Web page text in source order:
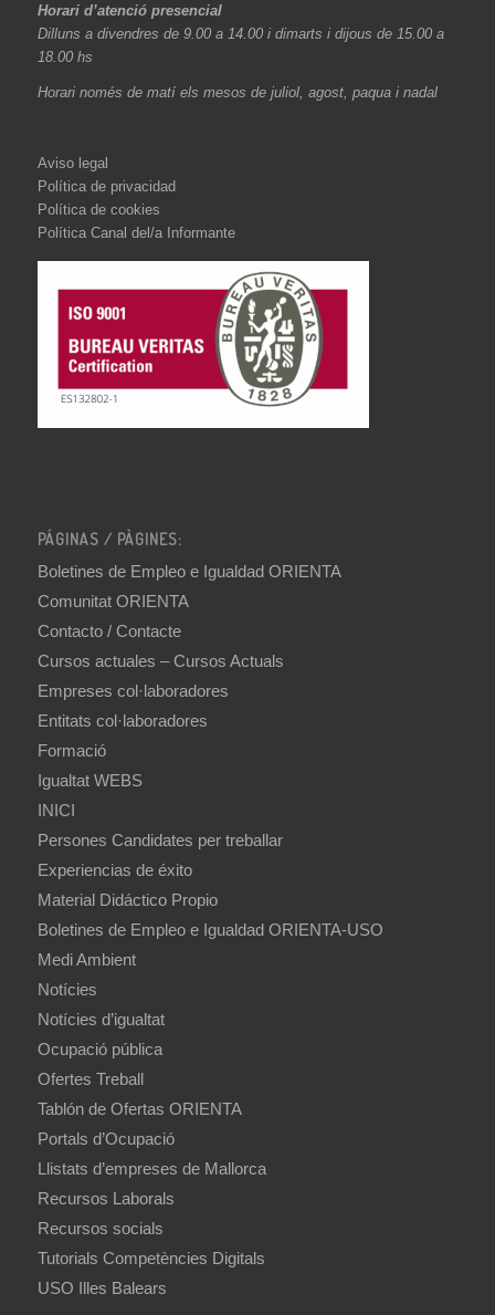
Horari d’atenció presencial
Dilluns a divendres de 9.00 a 14.00 i dimarts i dijous de 15.00 a
18.00 hs
Horari només de matí els mesos de juliol, agost, paqua i nadal
Aviso legal
Política de privacidad
Política de cookies
Política Canal del/a Informante
PÁGINAS / PÀGINES:
Boletines de Empleo e Igualdad ORIENTA
Comunitat ORIENTA
Contacto / Contacte
Cursos actuales – Cursos Actuals
Empreses col·laboradores
Entitats col·laboradores
Formació
Igualtat WEBS
INICI
Persones Candidates per treballar
Experiencias de éxito
Material Didáctico Propio
Boletines de Empleo e Igualdad ORIENTA-USO
Medi Ambient
Notícies
Notícies d’igualtat
Ocupació pública
Ofertes Treball
Tablón de Ofertas ORIENTA
Portals d’Ocupació
Llistats d’empreses de Mallorca
Recursos Laborals
Recursos socials
Tutorials Competències Digitals
USO Illes Balears